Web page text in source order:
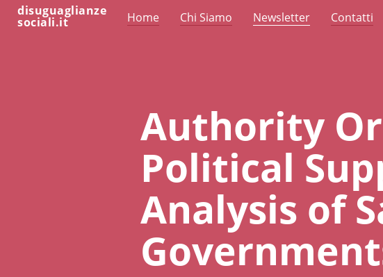
disuguaglianze
sociali.it Home Chi Siamo Newsletter Contatti
Authority
Political
Analysis of